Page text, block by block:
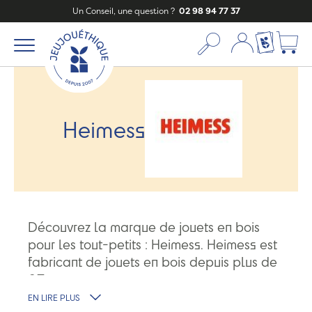
Un Conseil, une question ? 02 98 94 77 37
Mon compte
Ma liste
Heimess
Découvrez la marque de jouets en bois
pour les tout-petits : Heimess. Heimess est
fabricant de jouets en bois depuis plus de
60 ans.
EN LIRE PLUS